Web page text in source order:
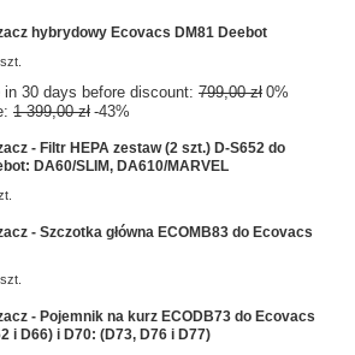
hybrydowy Ecovacs DM81 Deebot
szt.
in 30 days before discount: 799,00 zł 0%
1 399,00 zł -43%
- Filtr HEPA zestaw (2 szt.) D-S652 do
DA60/SLIM, DA610/MARVEL
- Szczotka główna ECOMB83 do Ecovacs
szt.
- Pojemnik na kurz ECODB73 do Ecovacs
i D66) i D70: (D73, D76 i D77)